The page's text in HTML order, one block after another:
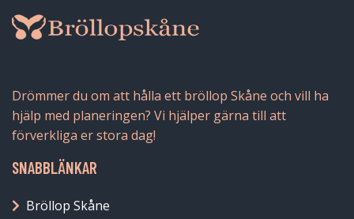
Drömmer du om att hålla ett bröllop Skåne och vill ha
hjälp med planeringen? Vi hjälper gärna till att
förverkliga er stora dag!
SNABBLÄNKAR
Bröllop Skåne